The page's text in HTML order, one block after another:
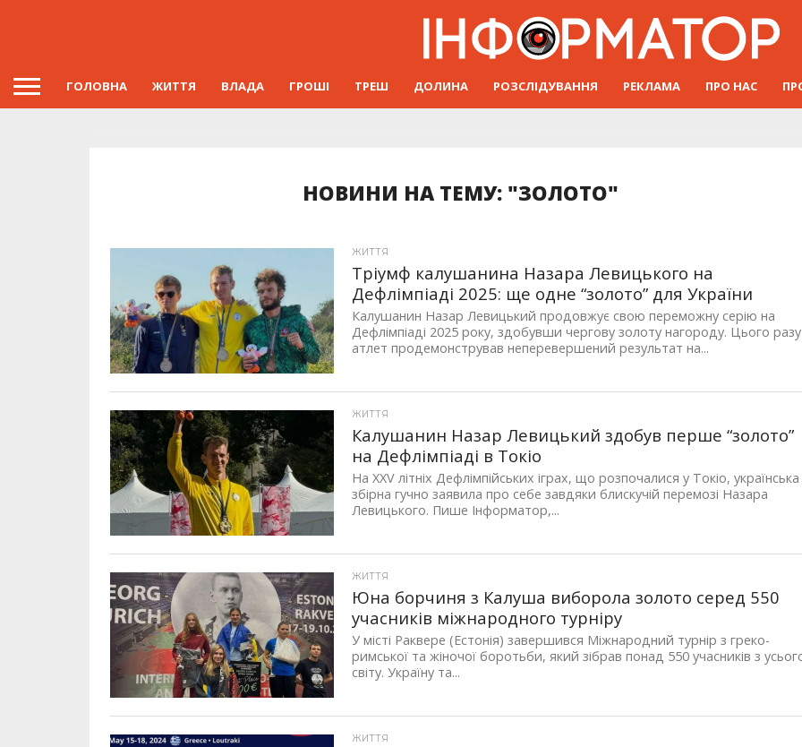
ГОЛОВНА ЖИТТЯ ВЛАДА ГРОШІ ТРЕШ ДОЛИНА РОЗСЛІДУВАННЯ РЕКЛАМА ПРО НАС
НОВИНИ НА ТЕМУ: "ЗОЛОТО"
ЖИТТЯ
Тріумф калушанина Назара Левицького на
Дефлімпіаді 2025: ще одне “золото” для України
Калушанин Назар Левицький продовжує свою переможну серію на
Дефлімпіаді 2025 року, здобувши чергову золоту нагороду. Цього разу
атлет продемонстрував неперевершений результат на...
ЖИТТЯ
Калушанин Назар Левицький здобув перше “золото”
на Дефлімпіаді в Токіо
На XXV літніх Дефлімпійських іграх, що розпочалися у Токіо, українська
збірна гучно заявила про себе завдяки блискучій перемозі Назара
Левицького. Пише Інформатор,...
ЖИТТЯ
Юна борчиня з Калуша виборола золото серед 550
учасників міжнародного турніру
У місті Раквере (Естонія) завершився Міжнародний турнір з греко-
римської та жіночої боротьби, який зібрав понад 550 учасників з
світу. Україну та...
ЖИТТЯ